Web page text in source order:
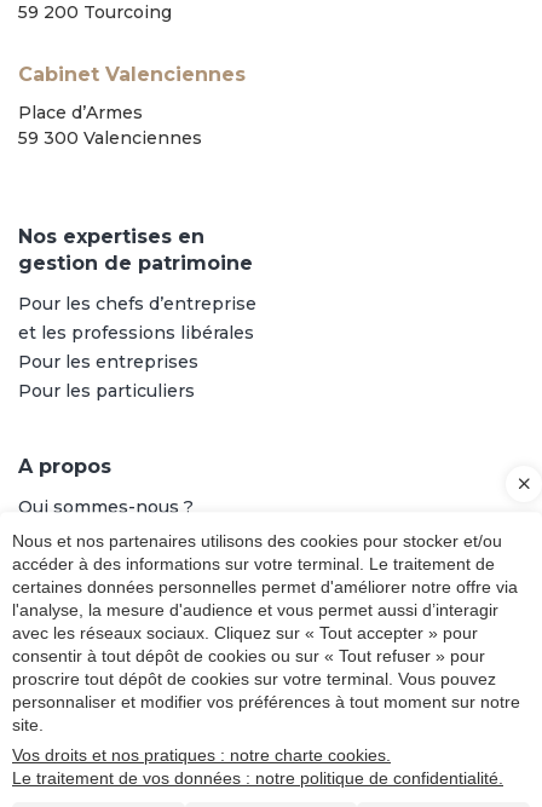
59 200 Tourcoing
Cabinet Valenciennes
Place d’Armes
59 300 Valenciennes
Nos expertises en
gestion de patrimoine
Pour les chefs d’entreprise
et les professions libérales
Pour les entreprises
Pour les particuliers
A propos
Qui sommes-nous ?
Notre équipe
Liens utiles
Plan du site
Mentions légales
Charte cookies
Politique de confidentialité
Nous et nos partenaires utilisons des cookies pour stocker et/ou
accéder à des informations sur votre terminal. Le traitement de
certaines données personnelles permet d'améliorer notre offre via
l'analyse, la mesure d'audience et vous permet aussi d’interagir
avec les réseaux sociaux. Cliquez sur « Tout accepter » pour
consentir à tout dépôt de cookies ou sur « Tout refuser » pour
proscrire tout dépôt de cookies sur votre terminal. Vous pouvez
personnaliser et modifier vos préférences à tout moment sur notre
site.
Vos droits et nos pratiques : notre charte cookies.
Le traitement de vos données : notre politique de confidentialité.